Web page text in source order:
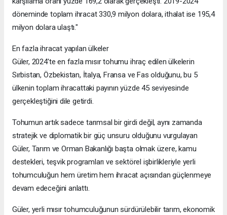
döneminde toplam ihracat 330,9 milyon dolara, ithalat ise 195,4
milyon dolara ulaştı."
En fazla ihracat yapılan ülkeler
Güler, 2024'te en fazla mısır tohumu ihraç edilen ülkelerin
Sırbistan, Özbekistan, İtalya, Fransa ve Fas olduğunu, bu 5
ülkenin toplam ihracattaki payının yüzde 45 seviyesinde
gerçekleştiğini dile getirdi.
Tohumun artık sadece tarımsal bir girdi değil, aynı zamanda
stratejik ve diplomatik bir güç unsuru olduğunu vurgulayan
Güler, Tarım ve Orman Bakanlığı başta olmak üzere, kamu
destekleri, teşvik programları ve sektörel işbirlikleriyle yerli
tohumculuğun hem üretim hem ihracat açısından güçlenmeye
devam edeceğini anlattı.
Güler, yerli mısır tohumculuğunun sürdürülebilir tarım, ekonomik